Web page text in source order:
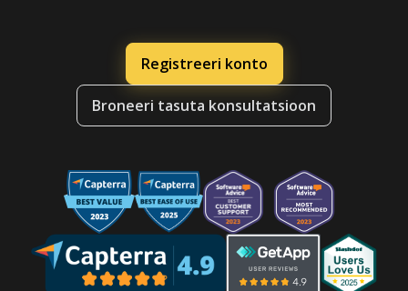
Registreeri konto
Broneeri tasuta konsultatsioon